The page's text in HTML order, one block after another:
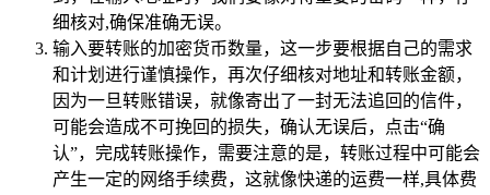
细核对,确保准确无误。
输入要转账的加密货币数量，这一步要根据自己的需求
和计划进行谨慎操作，再次仔细核对地址和转账金额，
因为一旦转账错误，就像寄出了一封无法追回的信件，
可能会造成不可挽回的损失，确认无误后，点击“确
认”，完成转账操作，需要注意的是，转账过程中可能会
产生一定的网络手续费，这就像快递的运费一样,具体费